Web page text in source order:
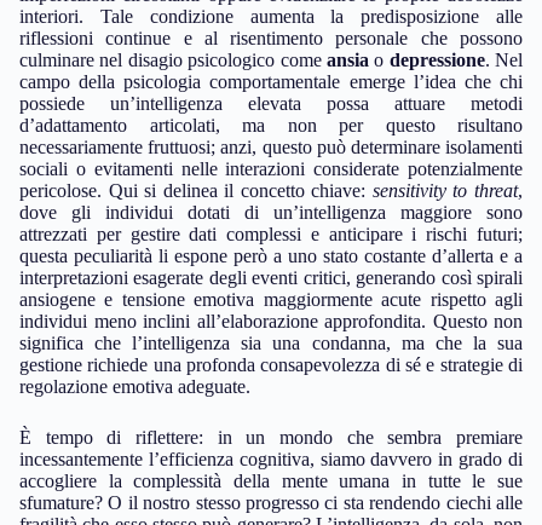
La psicologia cognitiva ci insegna che la percezione e
l’interpretazione degli eventi giocano un ruolo cruciale nella
nostra risposta emotiva e comportamentale. Un elevato grado
d’intelligenza non si traduce automaticamente in benefici; anzi,
esso può accentuare l’acutezza dell’individuo verso le
imperfezioni circostanti oppure evidenziare le proprie debolezze
interiori. Tale condizione aumenta la predisposizione alle
riflessioni continue e al risentimento personale che possono
culminare nel disagio psicologico comeansia odepressione. Nel
campo della psicologia comportamentale emerge l’idea che chi
possiede un’intelligenza elevata possa attuare metodi
d’adattamento articolati, ma non per questo risultano
necessariamente fruttuosi; anzi, questo può determinare isolamenti
sociali o evitamenti nelle interazioni considerate potenzialmente
pericolose. Qui si delinea il concetto chiave:sensitivity to threat,
dove gli individui dotati di un’intelligenza maggiore sono
attrezzati per gestire dati complessi e anticipare i rischi futuri;
questa peculiarità li espone però a uno stato costante d’allerta e a
interpretazioni esagerate degli eventi critici, generando così spirali
ansiogene e tensione emotiva maggiormente acute rispetto agli
individui meno inclini all’elaborazione approfondita. Questo non
significa che l’intelligenza sia una condanna, ma che la sua
gestione richiede una profonda consapevolezza di sé e strategie di
regolazione emotiva adeguate.